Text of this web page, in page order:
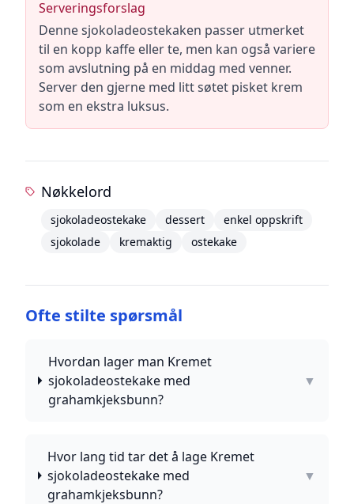
Serveringsforslag
Denne sjokoladeostekaken passer utmerket
til en kopp kaffe eller te, men kan også variere
som avslutning på en middag med venner.
Server den gjerne med litt søtet pisket krem
som en ekstra luksus.
Nøkkelord
sjokoladeostekake dessert
enkel oppskrift
sjokolade
kremaktig ostekake
Ofte stilte spørsmål
Hvordan lager man Kremet
sjokoladeostekake med
grahamkjeksbunn?
▼
Hvor lang tid tar det å lage Kremet
sjokoladeostekake med
grahamkjeksbunn?
▼